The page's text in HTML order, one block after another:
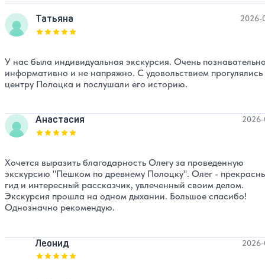
Татьяна
Оценка, количество звезд:
2026-
У нас была индивидуальная экскурсия. Очень
информативно и не напряжно. С удовольствием прогулялись
центру Полоцка и послушали его историю.
Анастасия
Оценка, количество звезд:
Хочется выразить благодарность Олегу за проведенную
экскурсию "Пешком по древнему Полоцку". Олег -
гид и интересный рассказчик, увлеченный своим делом.
Экскурсия прошла на одном дыхании. Большое спасибо!
Однозначно рекомендую.
Леонид
Оценка, количество звезд: